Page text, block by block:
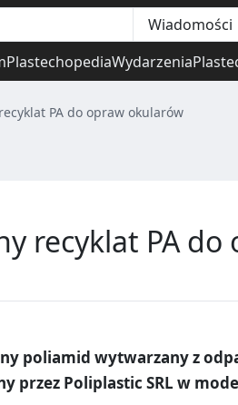
PlastechopediaWydarzenia
PA do opraw okularów
recyklat PA do
poliamid wytwarzany z
przez Poliplastic SRL w